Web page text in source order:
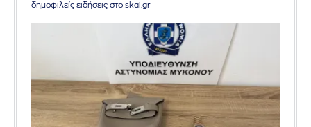
δημοφιλείς ειδήσεις στο skai.gr